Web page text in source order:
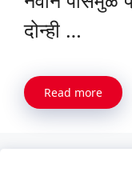
दोन्ही …
Read more